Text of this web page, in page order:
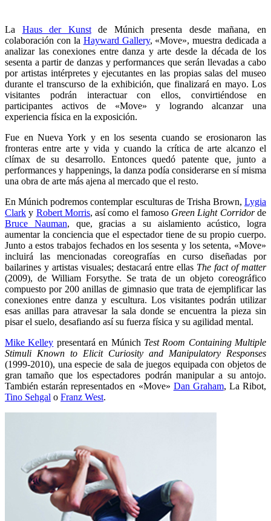
La Haus der Kunstde Múnich presenta desde mañana, en
colaboración con la Hayward Gallery, «Move», muestra dedicada a
analizar las conexiones entre danza y arte desde la década de los
sesenta a partir de danzas y performances que serán llevadas a cabo
por artistas intérpretes y ejecutantes en las propias salas del museo
durante el transcurso de la exhibición, que finalizará en mayo. Los
visitantes podrán interactuar con ellos, convirtiéndose en
participantes activos de «Move» y logrando alcanzar una
experiencia física en la exposición.
Fue en Nueva York y en los sesenta cuando se erosionaron las
fronteras entre arte y vida y cuando la crítica de arte alcanzo el
clímax de su desarrollo. Entonces quedó patente que, junto a
performances y happenings, la danza podía considerarse en sí misma
una obra de arte más ajena al mercado que el resto.
En Múnich podremos contemplar esculturas de Trisha Brown, Lygia
Clark y Robert Morris, así como el famoso Green Light Corridorde
Bruce Nauman, que, gracias a su aislamiento acústico, logra
aumentar la conciencia que el espectador tiene de su propio cuerpo.
Junto a estos trabajos fechados en los sesenta y los setenta, «Move»
incluirá las mencionadas coreografías en curso diseñadas por
bailarines y artistas visuales; destacará entre ellas The fact of matter
(2009), de William Forsythe. Se trata de un objeto coreográfico
compuesto por 200 anillas de gimnasio que trata de ejemplificar las
conexiones entre danza y escultura. Los visitantes podrán utilizar
esas anillas para atravesar la sala donde se encuentra la pieza sin
pisar el suelo, desafiando así su fuerza física y su agilidad mental.
Mike Kelley presentará en Múnich Test Room Containing Multiple
Stimuli Known to Elicit Curiosity and Manipulatory Responses
(1999-2010), una especie de sala de juegos equipada con objetos de
gran tamaño que los espectadores podrán manipular a su antojo.
También estarán representados en «Move» Dan Graham, La Ribot,
Tino Sehgal o Franz West.